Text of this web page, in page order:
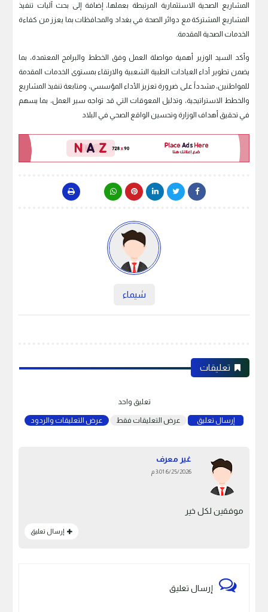
المشاريع الصحية الاستثمارية المرتبطة بعملها، إضافة إلى بحث آليات تنفيذ
المشاريع المشتركة مع دوائر الصحة في بغداد والمحافظات بما يعزز من كفاءة
الخدمات الصحية المقدمة.
وأكد السيد الوزير أهمية مواصلة العمل وفق الخطط والبرامج المعتمدة، بما
يضمن تطوير أداء العيادات الطبية الشعبية والارتقاء بمستوى الخدمات المقدمة
للمواطنين، مشدداً على ضرورة تعزيز الأداء المؤسسي، ومتابعة تنفيذ المشاريع
والخطط الاستراتيجية، وتذليل المعوقات التي قد تواجه سير العمل، بما يسهم
في تحقيق أهداف الوزارة وتحسين الواقع الصحي في البلاد
شيماء
تعليقات
تعليق واحد
إرسال تعليق عرض التعليقات فقط عرض التعليقات والردود
غير معرف
6/25/2026 3:01 م
موفقين لكل خير
إرسال تعليق
إرسال تعليق